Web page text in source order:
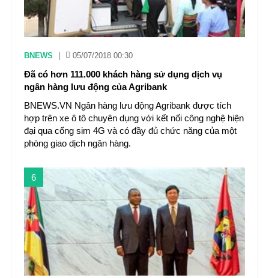
BNEWS 05/07/2018 00:30
Đã có hơn 111.000 khách hàng sử dụng dịch vụ
ngân hàng lưu động của Agribank
BNEWS.VN Ngân hàng lưu động Agribank được tích
hợp trên xe ô tô chuyên dụng với kết nối công nghệ hiện
đại qua cổng sim 4G và có đầy đủ chức năng của một
phòng giao dịch ngân hàng.
6